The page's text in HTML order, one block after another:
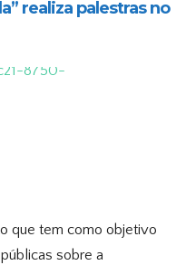
realiza palestras no
que tem como objetivo
sobre a